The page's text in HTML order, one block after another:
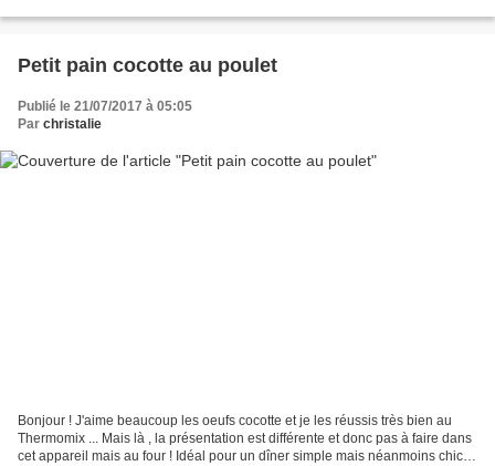
Petit pain cocotte au poulet
Publié le 21/07/2017 à 05:05
Par christalie
Bonjour ! J'aime beaucoup les oeufs cocotte et je les réussis très bien au
Thermomix ... Mais là , la présentation est différente et donc pas à faire dans
cet appareil mais au four ! Idéal pour un dîner simple mais néanmoins chic !